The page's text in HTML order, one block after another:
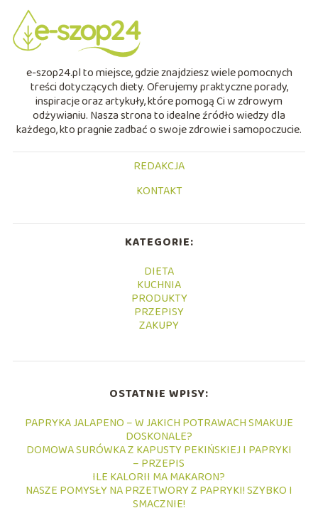
e-szop24.pl to miejsce, gdzie znajdziesz wiele pomocnych
treści dotyczących diety. Oferujemy praktyczne porady,
inspiracje oraz artykuły, które pomogą Ci w zdrowym
odżywianiu. Nasza strona to idealne źródło wiedzy dla
każdego, kto pragnie zadbać o swoje zdrowie i samopoczucie.
REDAKCJA
KONTAKT
KATEGORIE:
DIETA
KUCHNIA
PRODUKTY
PRZEPISY
ZAKUPY
OSTATNIE WPISY:
PAPRYKA JALAPENO – W JAKICH POTRAWACH SMAKUJE
DOSKONALE?
DOMOWA SURÓWKA Z KAPUSTY PEKIŃSKIEJ I PAPRYKI
– PRZEPIS
ILE KALORII MA MAKARON?
NASZE POMYSŁY NA PRZETWORY Z PAPRYKI! SZYBKO I
SMACZNIE!